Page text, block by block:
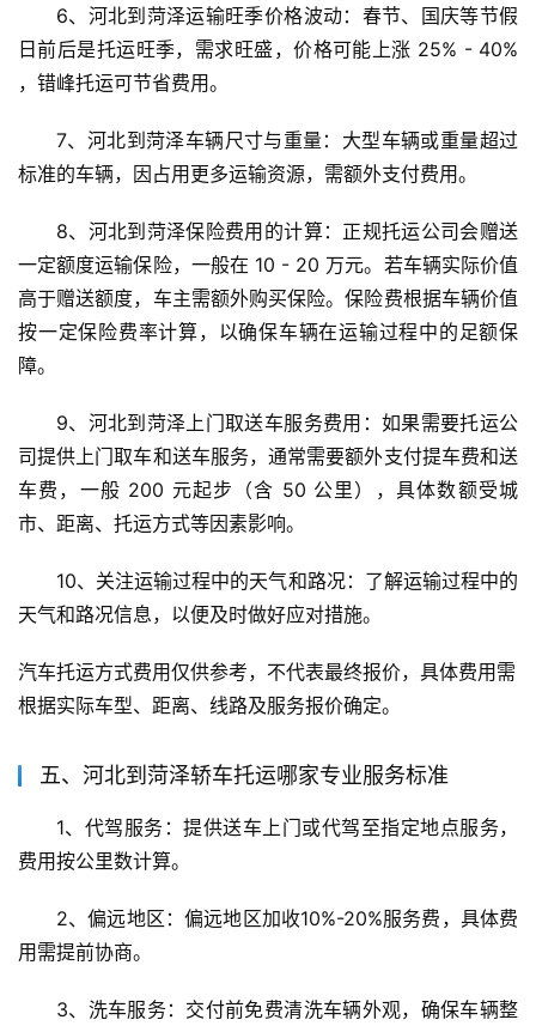
6、河北到菏泽运输旺季价格波动：春节、国庆等节假
日前后是托运旺季，需求旺盛，价格可能上涨 25% - 40%
，错峰托运可节省费用。
7、河北到菏泽车辆尺寸与重量：大型车辆或重量超过
标准的车辆，因占用更多运输资源，需额外支付费用。
8、河北到菏泽保险费用的计算：正规托运公司会赠送
一定额度运输保险，一般在 10 - 20 万元。若车辆实际价值
高于赠送额度，车主需额外购买保险。保险费根据车辆价值
按一定保险费率计算，以确保车辆在运输过程中的足额保
障。
9、河北到菏泽上门取送车服务费用：如果需要托运公
司提供上门取车和送车服务，通常需要额外支付提车费和送
车费，一般 200 元起步（含 50 公里），具体数额受城
市、距离、托运方式等因素影响。
10、关注运输过程中的天气和路况：了解运输过程中的
天气和路况信息，以便及时做好应对措施。
汽车托运方式费用仅供参考，不代表最终报价，具体费用需
根据实际车型、距离、线路及服务报价确定。
五、河北到菏泽轿车托运哪家专业服务标准
1、代驾服务：提供送车上门或代驾至指定地点服务，
费用按公里数计算。
2、偏远地区：偏远地区加收10%-20%服务费，具体费
用需提前协商。
3、洗车服务：交付前免费清洗车辆外观，确保车辆整